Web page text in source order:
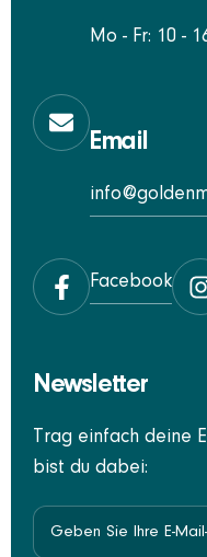
Mo - Fr: 10 -
Email
Facebook
Newsletter
Trag einfach deine
bist du dabei: